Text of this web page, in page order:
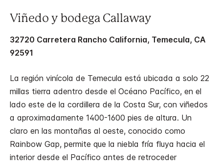
Viñedo y bodega Callaway
32720 Carretera Rancho California, Temecula, CA
92591
La región vinícola de Temecula está ubicada a solo 22
millas tierra adentro desde el Océano Pacífico, en el
lado este de la cordillera de la Costa Sur, con viñedos
a aproximadamente 1400-1600 pies de altura. Un
claro en las montañas al oeste, conocido como
Rainbow Gap, permite que la niebla fría fluya hacia el
interior desde el Pacífico antes de retroceder